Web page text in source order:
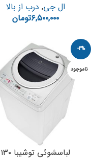
ال جی, درب از بالا
۶,۵۰۰,۰۰۰تومان
-4%
ناموجود
لباسشوئی توشیبا ۱۳۰